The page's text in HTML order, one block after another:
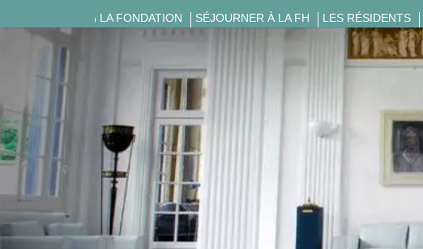
LA FONDATION SÉJOURNER À LA FH LES RÉSIDENTS